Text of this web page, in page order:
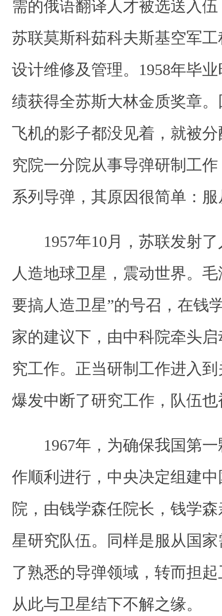
需的俄语翻译人才被选送入
苏联莫斯科茹科夫斯基空军
设计维修及管理。1958年毕
绩获得全苏斯大林金质奖章
飞机的影子都没见着，就被
究院一分院从事导弹研制工
系列导弹，其原因很简单：
1957年10月，苏联发射了
人造地球卫星，震动世界。
要搞人造卫星”的号召，在钱
家的建议下，由中科院牵头
究工作。正当研制工作进入
爆发中断了研究工作，队伍
1967年，为确保我国第一
作顺利进行，中央决定组建
院，由钱学森任院长，钱学
星研究队伍。同样是服从国
了熟悉的导弹领域，转而担
从此与卫星结下不解之缘。